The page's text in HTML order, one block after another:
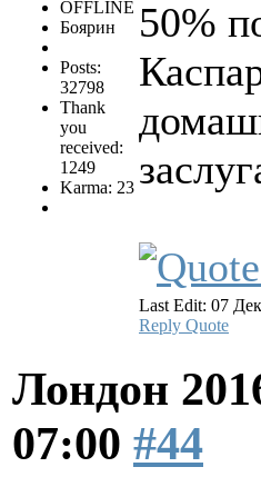
OFFLINE
Боярин
Posts:
32798
Thank
you
received:
1249
Karma: 23
50%
Last Edit: 07
Reply Quote
Лондон
07:00 #44